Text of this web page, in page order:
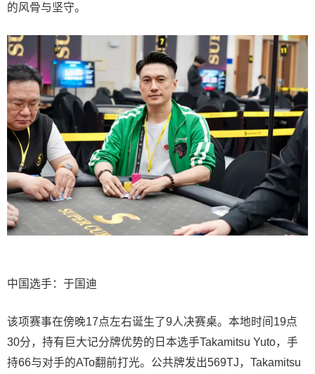
的风骨与坚守。
中国选手： 于国迪
该项赛事在傍晚17点左右诞生了9人决赛桌。本地时间19点
30分，持有巨大记分牌优势的日本选手Takamitsu Yuto，手
持66与对手的ATo翻前打光。公共牌发出569TJ，Takamitsu